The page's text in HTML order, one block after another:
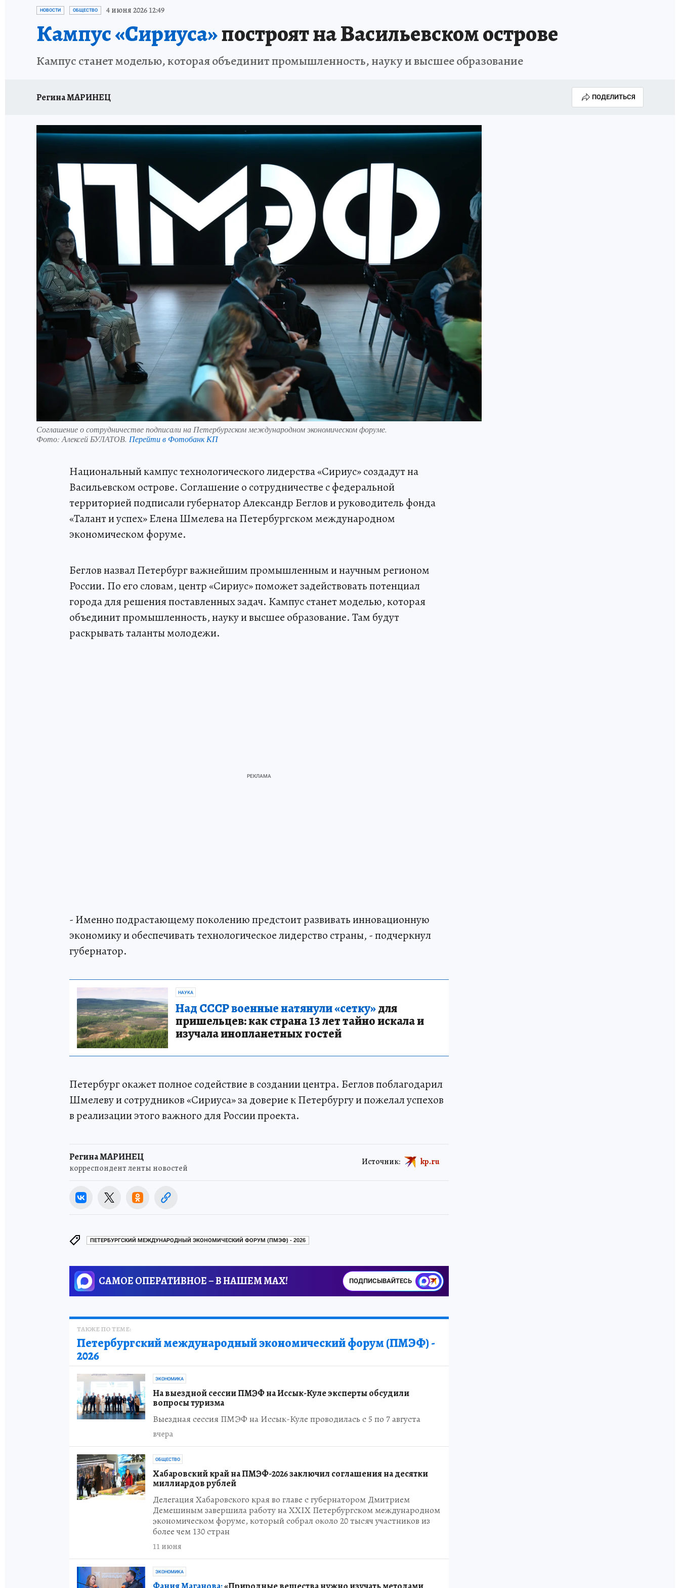
ПЕТЕРБУРГСКАЯ СТРОЙКА
НОВОСТИ ОБЩЕСТВО 4 июня 2026 12:49
Кампус «Сириуса»построят на Васильевском острове
Кампус станет моделью, которая объединит промышленность, науку и высшее образование
Регина МАРИНЕЦ ПОДЕЛИТЬСЯ
Соглашение о сотрудничестве подписали на Петербургском международном экономическом форуме.
Фото: Алексей БУЛАТОВ. Перейти в Фотобанк КП
Национальный кампус технологического лидерства «Сириус» создадут на
Васильевском острове. Соглашение о сотрудничестве с федеральной
территорией подписали губернатор Александр Беглов и руководитель фонда
«Талант и успех» Елена Шмелева на Петербургском международном
экономическом форуме.
Беглов назвал Петербург важнейшим промышленным и научным регионом
России. По его словам, центр «Сириус» поможет задействовать потенциал
города для решения поставленных задач. Кампус станет моделью, которая
объединит промышленность, науку и высшее образование. Там будут
раскрывать таланты молодежи.
- Именно подрастающему поколению предстоит развивать инновационную
экономику и обеспечивать технологическое лидерство страны, - подчеркнул
губернатор.
НАУКА
Над СССР военные натянули «сетку»для
пришельцев: как страна 13 лет тайно искала и
изучала инопланетных гостей
Петербург окажет полное содействие в создании центра. Беглов поблагодарил
Шмелеву и сотрудников «Сириуса» за доверие к Петербургу и пожелал успехов
в реализации этого важного для России проекта.
Регина МАРИНЕЦ
корреспондент ленты новостей
Источник: kp.ru
ПЕТЕРБУРГСКИЙ МЕЖДУНАРОДНЫЙ ЭКОНОМИЧЕСКИЙ ФОРУМ (ПМЭФ) - 2026
САМОЕ ОПЕРАТИВНОЕ – В НАШЕМ MAX! ПОДПИСЫВАЙТЕСЬ
ТАКЖЕ ПО ТЕМЕ:
Петербургский международный экономический форум (ПМЭФ) -
2026
ЭКОНОМИКА
На выездной сессии ПМЭФ на Иссык-Куле эксперты обсудили
вопросы туризма
Выездная сессия ПМЭФ на Иссык-Куле проводилась с 5 по 7 августа
вчера
ОБЩЕСТВО
Хабаровский край на ПМЭФ-2026 заключил соглашения на десятки
миллиардов рублей
Делегация Хабаровского края во главе с губернатором Дмитрием
Демешиным завершила работу на XXIX Петербургском международном
экономическом форуме, который собрал около 20 тысяч участников из
более чем 130 стран
11 июня
ЭКОНОМИКА